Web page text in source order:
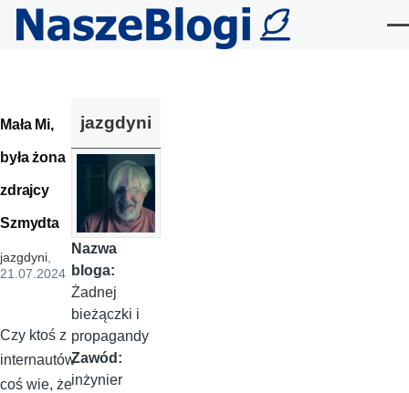
Przejdź do treści
Mała Mi,
była żona
zdrajcy
Szmydta
jazgdyni,
21.07.2024
Czy ktoś z
internautów
coś wie, że
jazgdyni
Nazwa
bloga:
Żadnej
bieżączki i
propagandy
Zawód:
inżynier